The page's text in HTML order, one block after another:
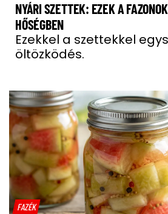
NYÁRI SZETTEK: EZEK A
HŐSÉGBEN
Ezekkel a szettekkel
öltözködés.
FAZÉK